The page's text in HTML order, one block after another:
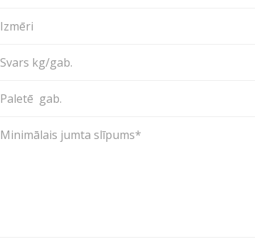
Izmēri
Svars kg/gab.
Paletē gab.
Minimālais jumta slīpums*